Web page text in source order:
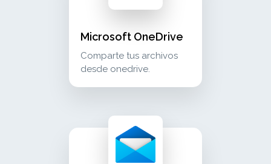
Microsoft OneDrive
Comparte tus archivos
desde onedrive.
email imap/smtp lee y envía correos
communication